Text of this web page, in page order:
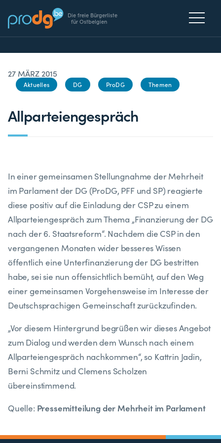
Die freie Bürgerliste
für Ostbelgien
27 MÄRZ 2015
Aktuelles DG ProDG Themen
Allparteiengespräch
In einer gemeinsamen Stellungnahme der Mehrheit
im Parlament der DG (ProDG, PFF und SP) reagierte
diese positiv auf die Einladung der CSP zu einem
Allparteiengespräch zum Thema „Finanzierung der DG
nach der 6. Staatsreform“. Nachdem die CSP in den
vergangenen Monaten wider besseres Wissen
öffentlich eine Unterfinanzierung der DG bestritten
habe, sei sie nun offensichtlich bemüht, auf den Weg
einer gemeinsamen Vorgehensweise im Interesse der
Deutschsprachigen Gemeinschaft zurückzufinden.
„Vor diesem Hintergrund begrüßen wir dieses Angebot
zum Dialog und werden dem Wunsch nach einem
Allparteiengespräch nachkommen“, so Kattrin Jadin,
Berni Schmitz und Clemens Scholzen
übereinstimmend.
Quelle: Pressemitteilung der Mehrheit im Parlament